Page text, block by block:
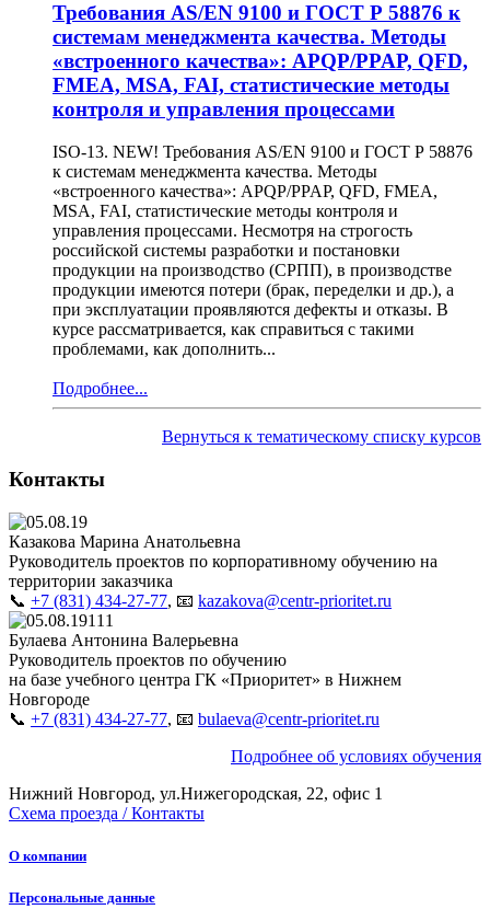
Требования AS/EN 9100 и ГОСТ Р 58876 к
системам менеджмента качества. Методы
«встроенного качества»: APQP/PPAP, QFD,
FMEA, MSA, FAI, статистические методы
контроля и управления процессами
ISO-13. NEW! Требования AS/EN 9100 и ГОСТ Р 58876
к системам менеджмента качества. Методы
«встроенного качества»: APQP/PPAP, QFD, FMEA,
MSA, FAI, статистические методы контроля и
управления процессами. Несмотря на строгость
российской системы разработки и постановки
продукции на производство (СРПП), в производстве
продукции имеются потери (брак, переделки и др.), а
при эксплуатации проявляются дефекты и отказы. В
курсе рассматривается, как справиться с такими
проблемами, как дополнить...
Подробнее...
Вернуться к тематическому списку курсов
Контакты
Казакова Марина Анатольевна
Руководитель проектов по корпоративному обучению на
территории заказчика
📞 +7 (831) 434-27-77, 📧 kazakova@centr-prioritet.ru
Булаева Антонина Валерьевна
Руководитель проектов по обучению
на базе учебного центра ГК «Приоритет» в Нижнем
Новгороде
📞 +7 (831) 434-27-77, 📧 bulaeva@centr-prioritet.ru
Подробнее об условиях обучения
Нижний Новгород, ул.Нижегородская, 22, офис 1
Схема проезда / Контакты
О компании
Персональные данные